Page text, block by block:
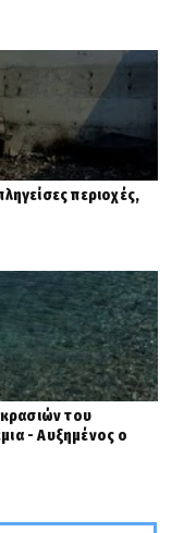
περιοχές,
του
- Αυξημένος ο